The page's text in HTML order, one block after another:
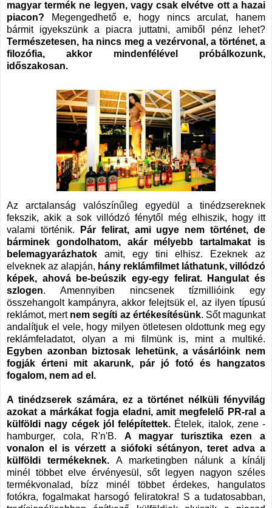
magyar termék ne legyen, vagy csak elvétve ott a hazai
piacon? Megengedhető e, hogy nincs arculat, hanem
bármit igyekszünk a piacra juttatni, amiből pénz lehet?
Természetesen, ha nincs meg a vezérvonal, a történet, a
filozófia, akkor mindenfélével próbálkozunk,
időszakosan.
Az arctalanság valószínűleg egyedül a tinédzsereknek
fekszik, akik a sok villódzó fénytől még elhiszik, hogy itt
valami történik.
Pár felirat, ami ugye nem történet, de
bárminek gondolhatom, akár mélyebb tartalmakat is
belemagyarázhatok amit, egy tini elhisz. Ezeknek az
elveknek az alapján, hány reklámfilmet láthatunk, villódzó
képek, ahová be-beúszik egy-egy felirat. Hangulat és
szlogen. Amennyiben nincsenek tízmillióink egy
összehangolt kampányra, akkor felejtsük el, az ilyen típusú
reklámot, mert nem segíti az értékesítésünk. Sőt magunkat
andalítjuk el vele, hogy milyen ötletesen oldottunk meg egy
reklámfeladatot, olyan a mi filmünk is, mint a multiké.
Egyben azonban biztosak lehetünk, a vásárlóink nem
fogják érteni mit akarunk, pár jó fotó és hangzatos
fogalom, nem ad el.
A tinédzserek számára, ez a történet nélküli fényvilág
azokat a márkákat fogja eladni, amit megfelelő PR-ral a
külföldi nagy cégek jól felépítettek. Ételek, italok, zene -
hamburger, cola,
R'n'B. A magyar turisztika ezen a
vonalon el is vérzett a siófoki sétányon, teret adva a
külföldi termékeknek. A marketingben nálunk a kínálj
minél többet elve érvényesül, sőt legyen nagyon széles
termékvonalad, bízz minél többet érdekes, hangulatos
fotókra, fogalmakat harsogó feliratokra! S a tudatosabban,